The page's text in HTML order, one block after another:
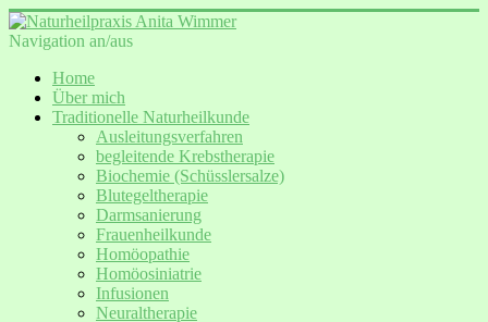
Navigation an/aus
Home
Über mich
Traditionelle Naturheilkunde
Ausleitungsverfahren
begleitende Krebstherapie
Biochemie (Schüsslersalze)
Blutegeltherapie
Darmsanierung
Frauenheilkunde
Homöopathie
Homöosiniatrie
Infusionen
Neuraltherapie